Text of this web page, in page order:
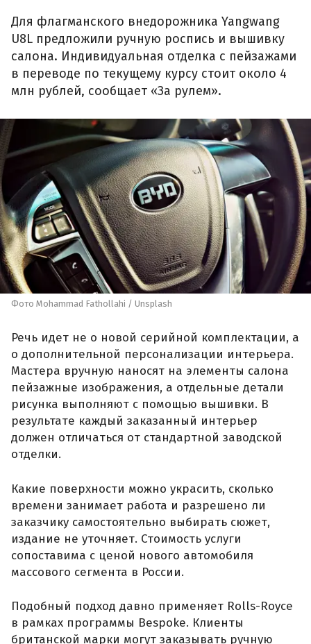
Для флагманского внедорожника Yangwang
U8L предложили ручную роспись и вышивку
салона. Индивидуальная отделка с пейзажами
в переводе по текущему курсу стоит около 4
млн рублей, сообщает «За рулем».
Фото Mohammad Fathollahi / Unsplash
Речь идет не о новой серийной комплектации, а
о дополнительной персонализации интерьера.
Мастера вручную наносят на элементы салона
пейзажные изображения, а отдельные детали
рисунка выполняют с помощью вышивки. В
результате каждый заказанный интерьер
должен отличаться от стандартной заводской
отделки.
Какие поверхности можно украсить, сколько
времени занимает работа и разрешено ли
заказчику самостоятельно выбирать сюжет,
издание не уточняет. Стоимость услуги
сопоставима с ценой нового автомобиля
массового сегмента в России.
Подобный подход давно применяет Rolls-Royce
в рамках программы Bespoke. Клиенты
британской марки могут заказывать ручную